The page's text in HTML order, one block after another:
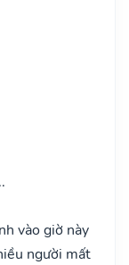
vào giờ này
người mất